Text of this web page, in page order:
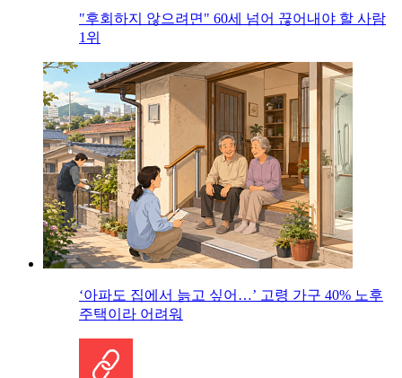
"후회하지 않으려면" 60세 넘어 끊어내야 할 사람
1위
‘아파도 집에서 늙고 싶어…’ 고령 가구 40% 노후
주택이라 어려워